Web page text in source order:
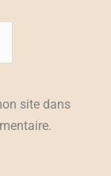
site dans